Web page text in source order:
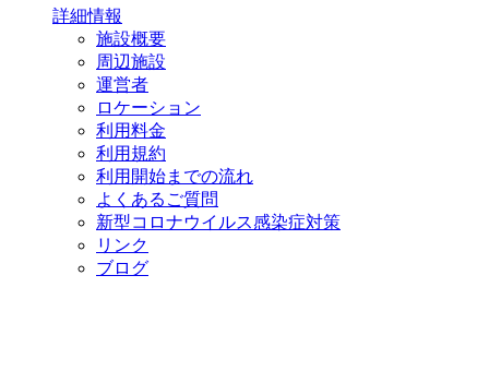
詳細情報
施設概要
周辺施設
運営者
ロケーション
利用料金
利用規約
利用開始までの流れ
よくあるご質問
新型コロナウイルス感染症対策
リンク
ブログ